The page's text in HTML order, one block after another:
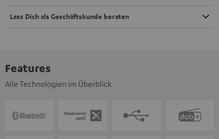
Lass Dich als Geschäftskunde beraten
Features
Alle Technologien im Überblick